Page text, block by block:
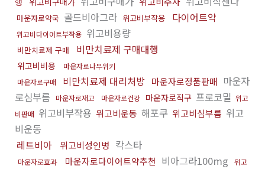
마운자로약국 골드비아그라 위고비부작용 다이어트약
위고비다이어트부작용 위고비용량
비만치료제 구매 비만치료제 구매대행
위고비비용
마운자로나무위키
마운자로구매
비만치료제 대리처방 마운자로정품판매 마운자
로심부름 마운자로재고 마운자로건강 마운자로직구 프로코밀 위고
비판매 위고비부작용 위고비운동 해포쿠 위고비심부름 위고
비운동
레트비아
위고비성인병 칵스타
마운자로효과 마운자로다이어트약추천 비아그라100mg
위고